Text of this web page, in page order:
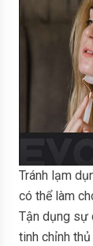
Tránh lạm
có thể làm
Tận dụng sự
tinh chỉnh